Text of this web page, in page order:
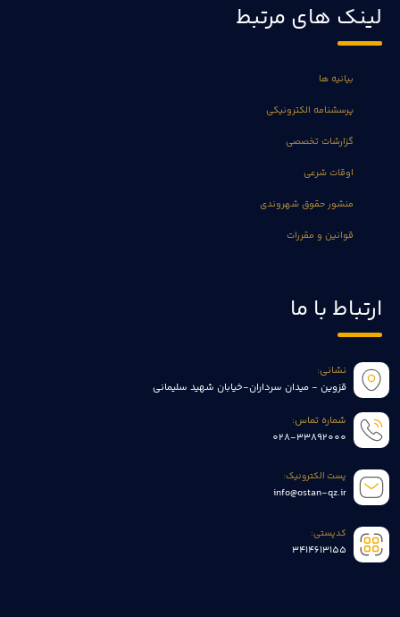
لینک های مرتبط
بیانیه ها
پرسشنامه الکترونیکی
گزارشات تخصصی
اوقات شرعی
منشور حقوق شهروندی
قوانین و مقررات
ارتباط با ما
نشانی:
قزوین - میدان سرداران-خیابان شهید سلیمانی
شماره تماس:
028-33892000
پست الکترونیک:
info@ostan-qz.ir
کدپستی:
3414613155